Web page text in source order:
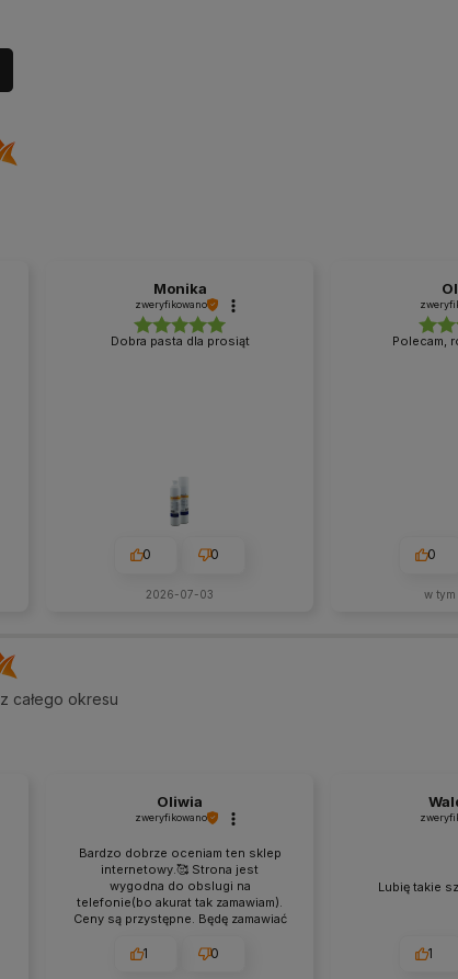
Monika
zweryfikowano
Dobra pasta dla prosiąt
0 0
2026-07-03
Polecam,
0
w tym
z całego okresu
Oliwia
zweryfikowano
Bardzo dobrze oceniam ten sklep
internetowy.🥰 Strona jest
wygodna do obslugi na
telefonie(bo akurat tak zamawiam).
Ceny są przystępne. Będę zamawiać
1 0
Lubię takie
1